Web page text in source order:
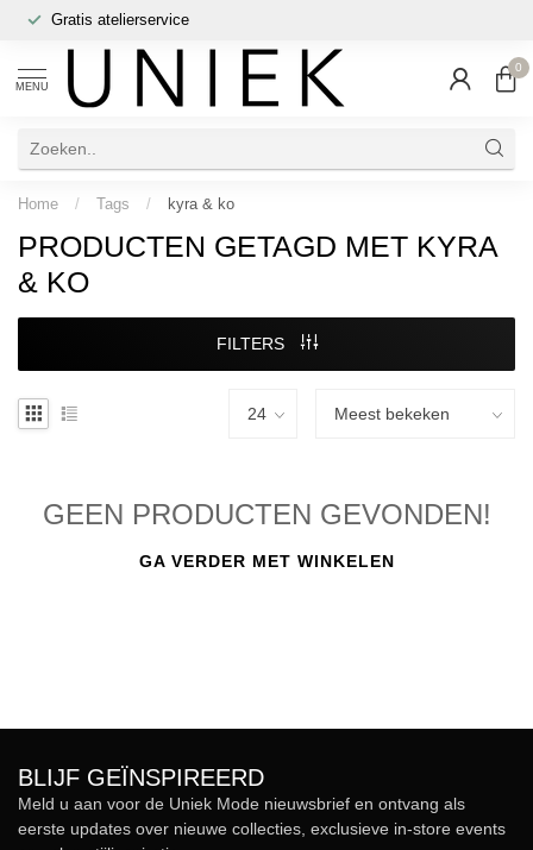
Gratis atelierservice
MENU
0
Home / Tags / kyra & ko
PRODUCTEN GETAGD MET KYRA
& KO
FILTERS
GEEN PRODUCTEN GEVONDEN!
GA VERDER MET WINKELEN
BLIJF GEÏNSPIREERD
Meld u aan voor de Uniek Mode nieuwsbrief en ontvang als
eerste updates over nieuwe collecties, exclusieve in-store events